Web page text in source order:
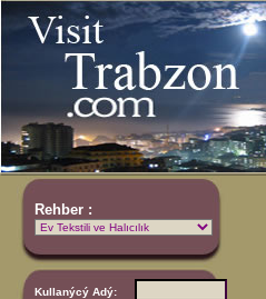
Rehber :
Kullanýcý Adý: